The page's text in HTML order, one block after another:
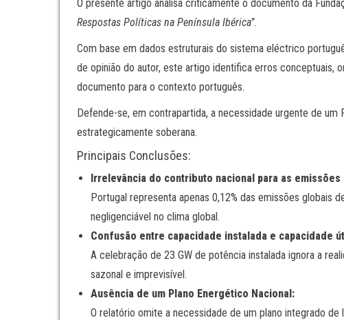
O presente artigo analisa criticamente o documento da
Respostas Políticas na Península Ibérica”.
Com base em dados estruturais do sistema eléctrico
de opinião do autor, este artigo identifica erros conceptuais,
documento para o contexto português.
Defende-se, em contrapartida, a necessidade urgente de
estrategicamente soberana.
Principais Conclusões:
Irrelevância do contributo nacional para as
Portugal representa apenas 0,12% das emissões globais
negligenciável no clima global.
Confusão entre capacidade instalada e capacidade
A celebração de 23 GW de potência instalada ignora a
sazonal e imprevisível.
Ausência de um Plano Energético Nacional:
O relatório omite a necessidade de um plano integrado